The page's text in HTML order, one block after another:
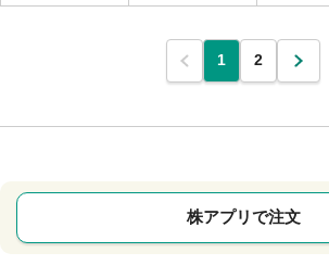
1 2
株アプリで注文